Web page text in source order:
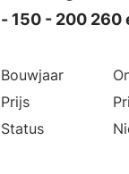
- 150 - 200 260
Bouwjaar
Prijs
Status